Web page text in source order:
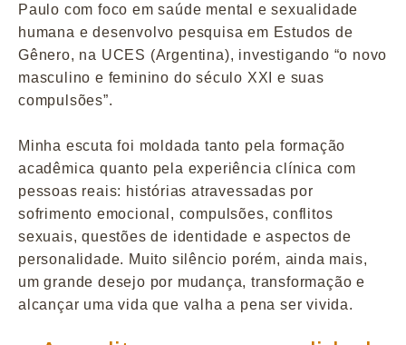
Paulo com foco em saúde mental e sexualidade
humana e desenvolvo pesquisa em Estudos de
Gênero, na UCES (Argentina), investigando “o novo
masculino e feminino do século XXI e suas
compulsões”.
Minha escuta foi moldada tanto pela formação
acadêmica quanto pela experiência clínica com
pessoas reais: histórias atravessadas por
sofrimento emocional, compulsões, conflitos
sexuais, questões de identidade e aspectos de
personalidade. Muito silêncio porém, ainda mais,
um grande desejo por mudança, transformação e
alcançar uma vida que valha a pena ser vivida.